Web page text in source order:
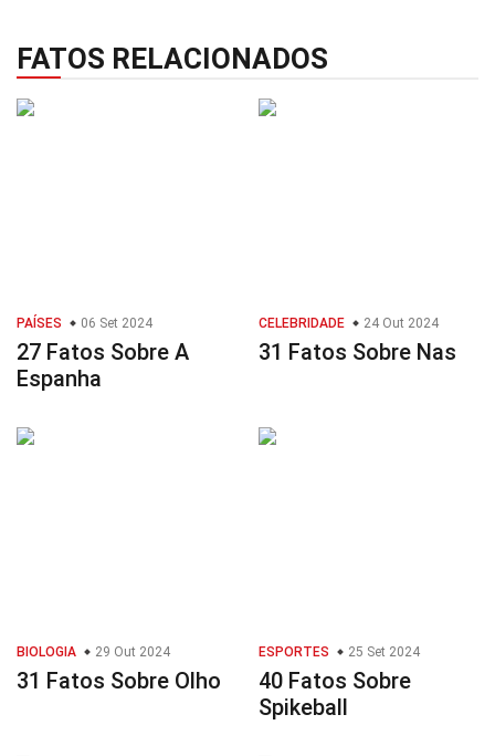
FATOS RELACIONADOS
PAÍSES 06 Set 2024
27 Fatos Sobre A
Espanha
CELEBRIDADE 24 Out 2024
31 Fatos Sobre Nas
BIOLOGIA 29 Out 2024
31 Fatos Sobre Olho
ESPORTES 25 Set 2024
40 Fatos Sobre
Spikeball